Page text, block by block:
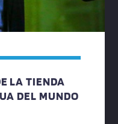
LA TIENDA
DEL MUNDO